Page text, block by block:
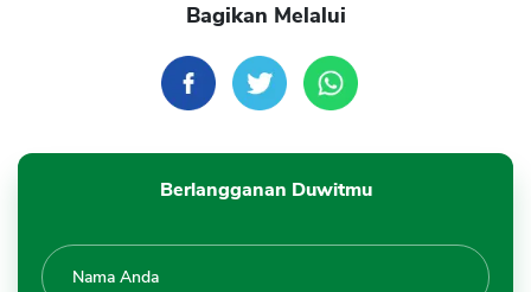
Bagikan Melalui
Berlangganan Duwitmu